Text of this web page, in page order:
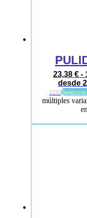
23,38 € -
desde
1232
múltiples